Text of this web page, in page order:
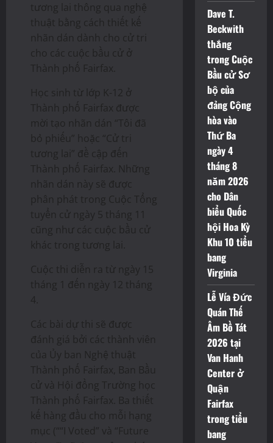
tương lai thông qua nghệ
thuật bằng cách thiết kế
nhãn dán dành cho cử tri
cho các cuộc bầu cử ở
Thành phố Fairfax.
Học sinh từ lớp K-12 ở
Thành phố Fairfax được
mời tạo nhãn dán “Tôi đã
bỏ phiếu” hoặc “Cử tri
tương lai” đề cập đến
Thành phố Fairfax. Những
nhãn dán này sẽ được
phân phát trong Cuộc Tổng
tuyển cử ngày 5 tháng 11
cũng như các cuộc bầu cử
khác trong tương lai.
Cuộc thi diễn ra từ ngày 15
tháng 1 đến ngày 12 tháng
4.
Các bài dự thi sẽ được
đánh giá bởi các thành viên
của Ủy ban Nghệ thuật
Thành phố Fairfax, Ban Bầu
cử và Hội đồng Trường học
Thành phố Fairfax. Ba thiết
kế hàng đầu cho mỗi hạng
mục (““I Voted” và “Future
Dave T.
Beckwith
thắng
trong Cuộc
Bầu cử Sơ
bộ của
đảng Cộng
hòa vào
Thứ Ba
ngày 4
tháng 8
năm 2026
cho Dân
biểu Quốc
hội Hoa Kỳ
Khu 10 tiểu
bang
Virginia
Lễ Vía Đức
Quán Thế
Âm Bồ Tát
2026 tại
Van Hanh
Center ở
Quận
Fairfax
trong tiểu
bang